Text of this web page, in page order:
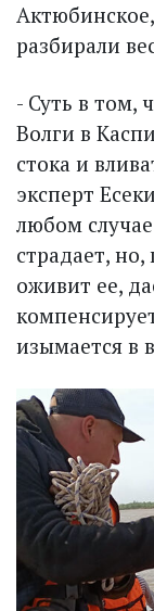
разбирали
- Суть в том,
Волги в
стока и
эксперт
любом
страдает,
оживит ее,
изымается в